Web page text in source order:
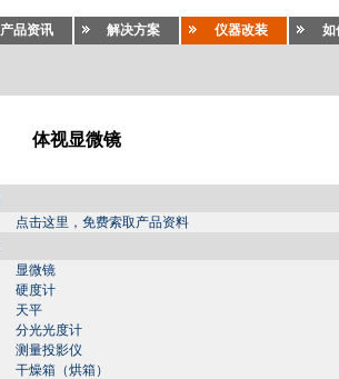
产品资讯 解决方案 仪器改装 如
体视显微镜
点击这里，免费索取产品资料
显微镜
硬度计
天平
分光光度计
测量投影仪
干燥箱（烘箱）